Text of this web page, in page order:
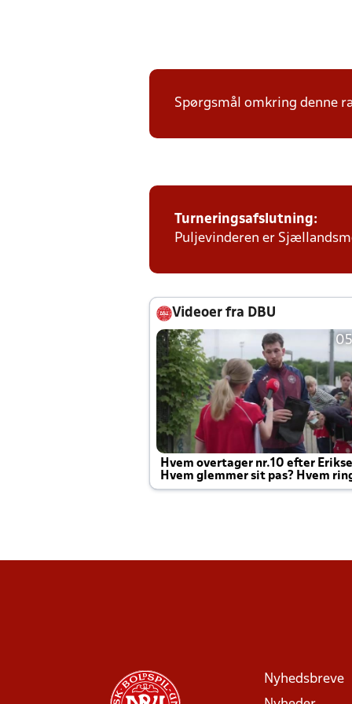
Spørgsmål omkring denne
Turneringsafslutning:
Puljevinderen er
Videoer fra DBU
Hvem overtager nr.10 efter
Hvem glemmer sit pas? Hvem
Joachim altid til efter kampe?
Nyhedsbreve